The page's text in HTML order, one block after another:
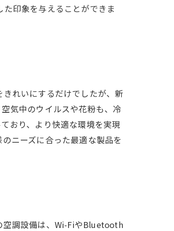
印象を与えることができま
れいにするだけでしたが、新
気中のウイルスや花粉も、冷
おり、より快適な環境を実現
ニーズに合った最適な製品を
空調設備は、Wi-FiやBluetooth